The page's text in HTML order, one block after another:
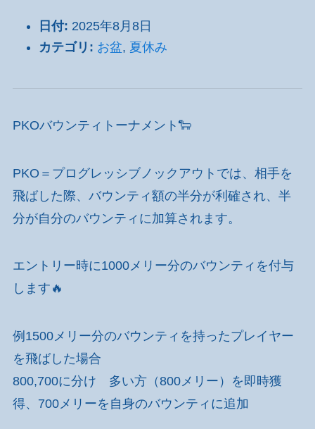
日付: 2025年8月8日
カテゴリ: お盆, 夏休み
PKOバウンティトーナメント🐑
PKO＝プログレッシブノックアウトでは、相手を
飛ばした際、バウンティ額の半分が利確され、半
分が自分のバウンティに加算されます。
エントリー時に1000メリー分のバウンティを付与
します🔥
例1500メリー分のバウンティを持ったプレイヤー
を飛ばした場合
800,700に分け 多い方（800メリー）を即時獲
得、700メリーを自身のバウンティに追加